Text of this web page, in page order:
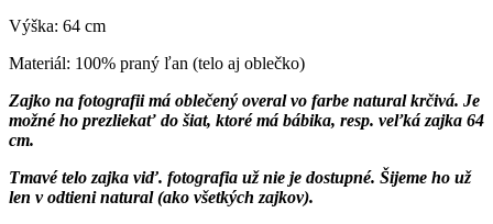
Výška: 64 cm
Materiál: 100% praný ľan (telo aj oblečko)
Zajko na fotografii má oblečený overal vo farbe natural krčivá. Je
možné ho prezliekať do šiat, ktoré má bábika, resp. veľká zajka 64
cm.
Tmavé telo zajka viď. fotografia už nie je dostupné. Šijeme ho už
len v odtieni natural (ako všetkých zajkov).